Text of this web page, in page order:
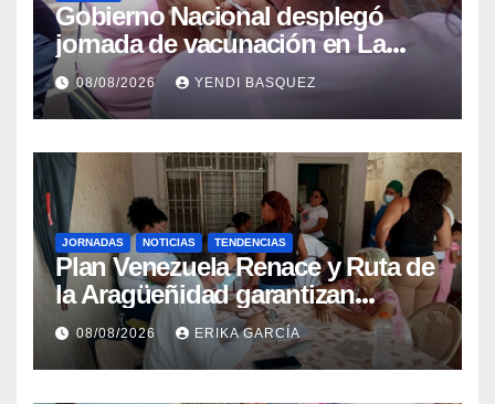
Gobierno Nacional desplegó
jornada de vacunación en La
Guaira para garantizar protección
epidemiológica
08/08/2026 YENDI BASQUEZ
JORNADAS NOTICIAS TENDENCIAS
Plan Venezuela Renace y Ruta de
la Aragüeñidad garantizan
atención médica integral en
Aragua
08/08/2026 ERIKA GARCÍA